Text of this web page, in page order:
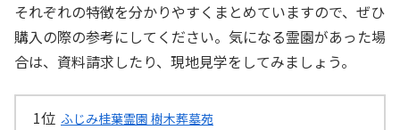
それぞれの特徴を分かりやすくまとめていますので、ぜひ
購入の際の参考にしてください。気になる霊園があった場
合は、資料請求したり、現地見学をしてみましょう。
ふじみ桂葉霊園 樹木葬墓苑